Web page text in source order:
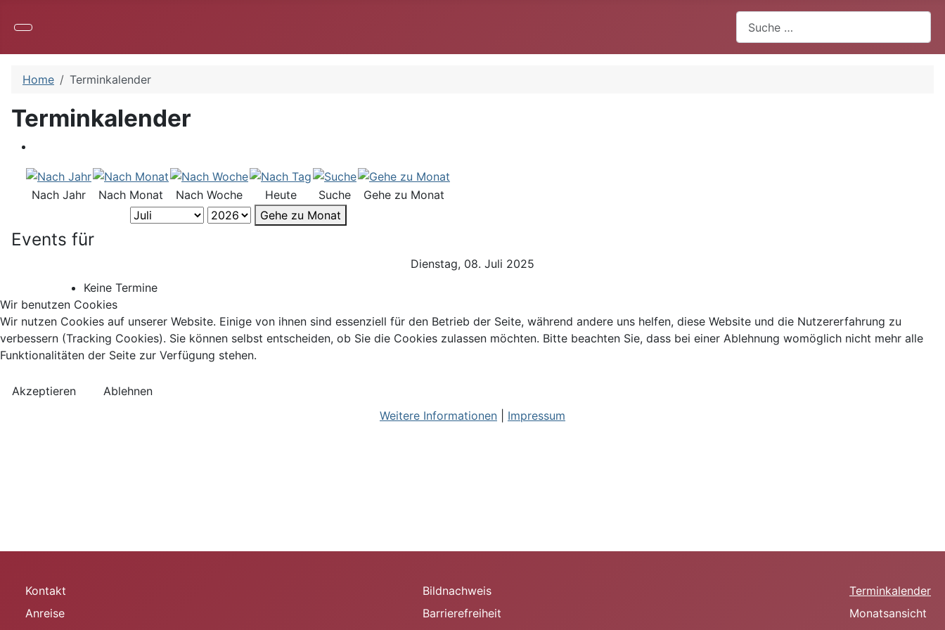
Home Terminkalender
Terminkalender
Nach Jahr Nach Monat Nach Woche Heute Suche
Gehe zu Monat
Gehe zu Monat
Events für
Dienstag, 08. Juli 2025
Keine Termine
Kontakt
Anreise
Bildnachweis
Barrierefreiheit
Terminkalender
Monatsansicht
Wir benutzen Cookies
Wir nutzen Cookies auf unserer Website. Einige von ihnen sind essenziell für den Betrieb der Seite, während andere uns helfen, diese Website und die Nutzererfahrung zu
verbessern (Tracking Cookies). Sie können selbst entscheiden, ob Sie die Cookies zulassen möchten. Bitte beachten Sie, dass bei einer Ablehnung womöglich nicht mehr alle
Funktionalitäten der Seite zur Verfügung stehen.
Akzeptieren
Ablehnen
Weitere Informationen
Impressum